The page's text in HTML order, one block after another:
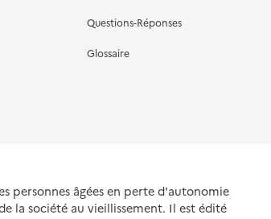
Questions-Réponses
Glossaire
âgées en perte d'autonomie
la société au vieillissement. Il est édité